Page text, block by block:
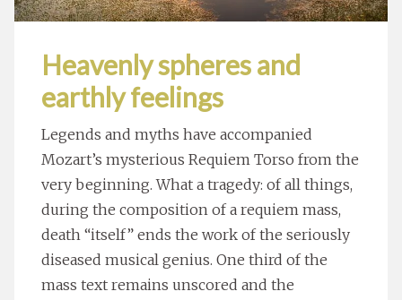
Heavenly spheres and
earthly feelings
Legends and myths have accompanied
Mozart’s mysterious Requiem Torso from the
very beginning. What a tragedy: of all things,
during the composition of a requiem mass,
death “itself” ends the work of the seriously
diseased musical genius. One third of the
mass text remains unscored and the